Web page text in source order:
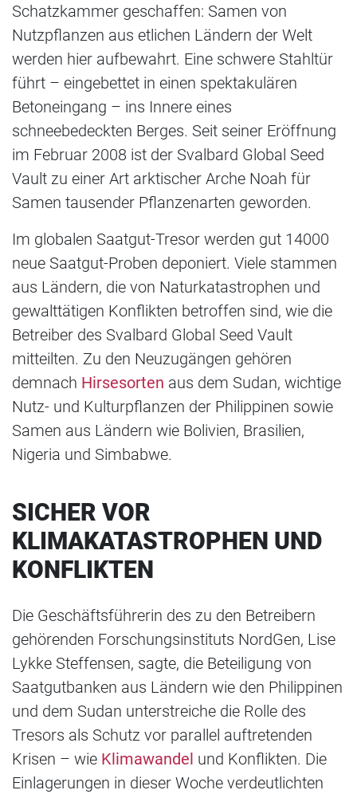
Schatzkammer geschaffen: Samen von
Nutzpflanzen aus etlichen Ländern der Welt
werden hier aufbewahrt. Eine schwere Stahltür
führt – eingebettet in einen spektakulären
Betoneingang – ins Innere eines
schneebedeckten Berges. Seit seiner Eröffnung
im Februar 2008 ist der Svalbard Global Seed
Vault zu einer Art arktischer Arche Noah für
Samen tausender Pflanzenarten geworden.
Im globalen Saatgut-Tresor werden gut 14000
neue Saatgut-Proben deponiert. Viele stammen
aus Ländern, die von Naturkatastrophen und
gewalttätigen Konflikten betroffen sind, wie die
Betreiber des Svalbard Global Seed Vault
mitteilten. Zu den Neuzugängen gehören
demnach Hirsesorten aus dem Sudan, wichtige
Nutz- und Kulturpflanzen der Philippinen sowie
Samen aus Ländern wie Bolivien, Brasilien,
Nigeria und Simbabwe.
SICHER VOR
KLIMAKATASTROPHEN UND
KONFLIKTEN
Die Geschäftsführerin des zu den Betreibern
gehörenden Forschungsinstituts NordGen, Lise
Lykke Steffensen, sagte, die Beteiligung von
Saatgutbanken aus Ländern wie den Philippinen
und dem Sudan unterstreiche die Rolle des
Tresors als Schutz vor parallel auftretenden
Krisen – wie Klimawandel und Konflikten. Die
Einlagerungen in dieser Woche verdeutlichten